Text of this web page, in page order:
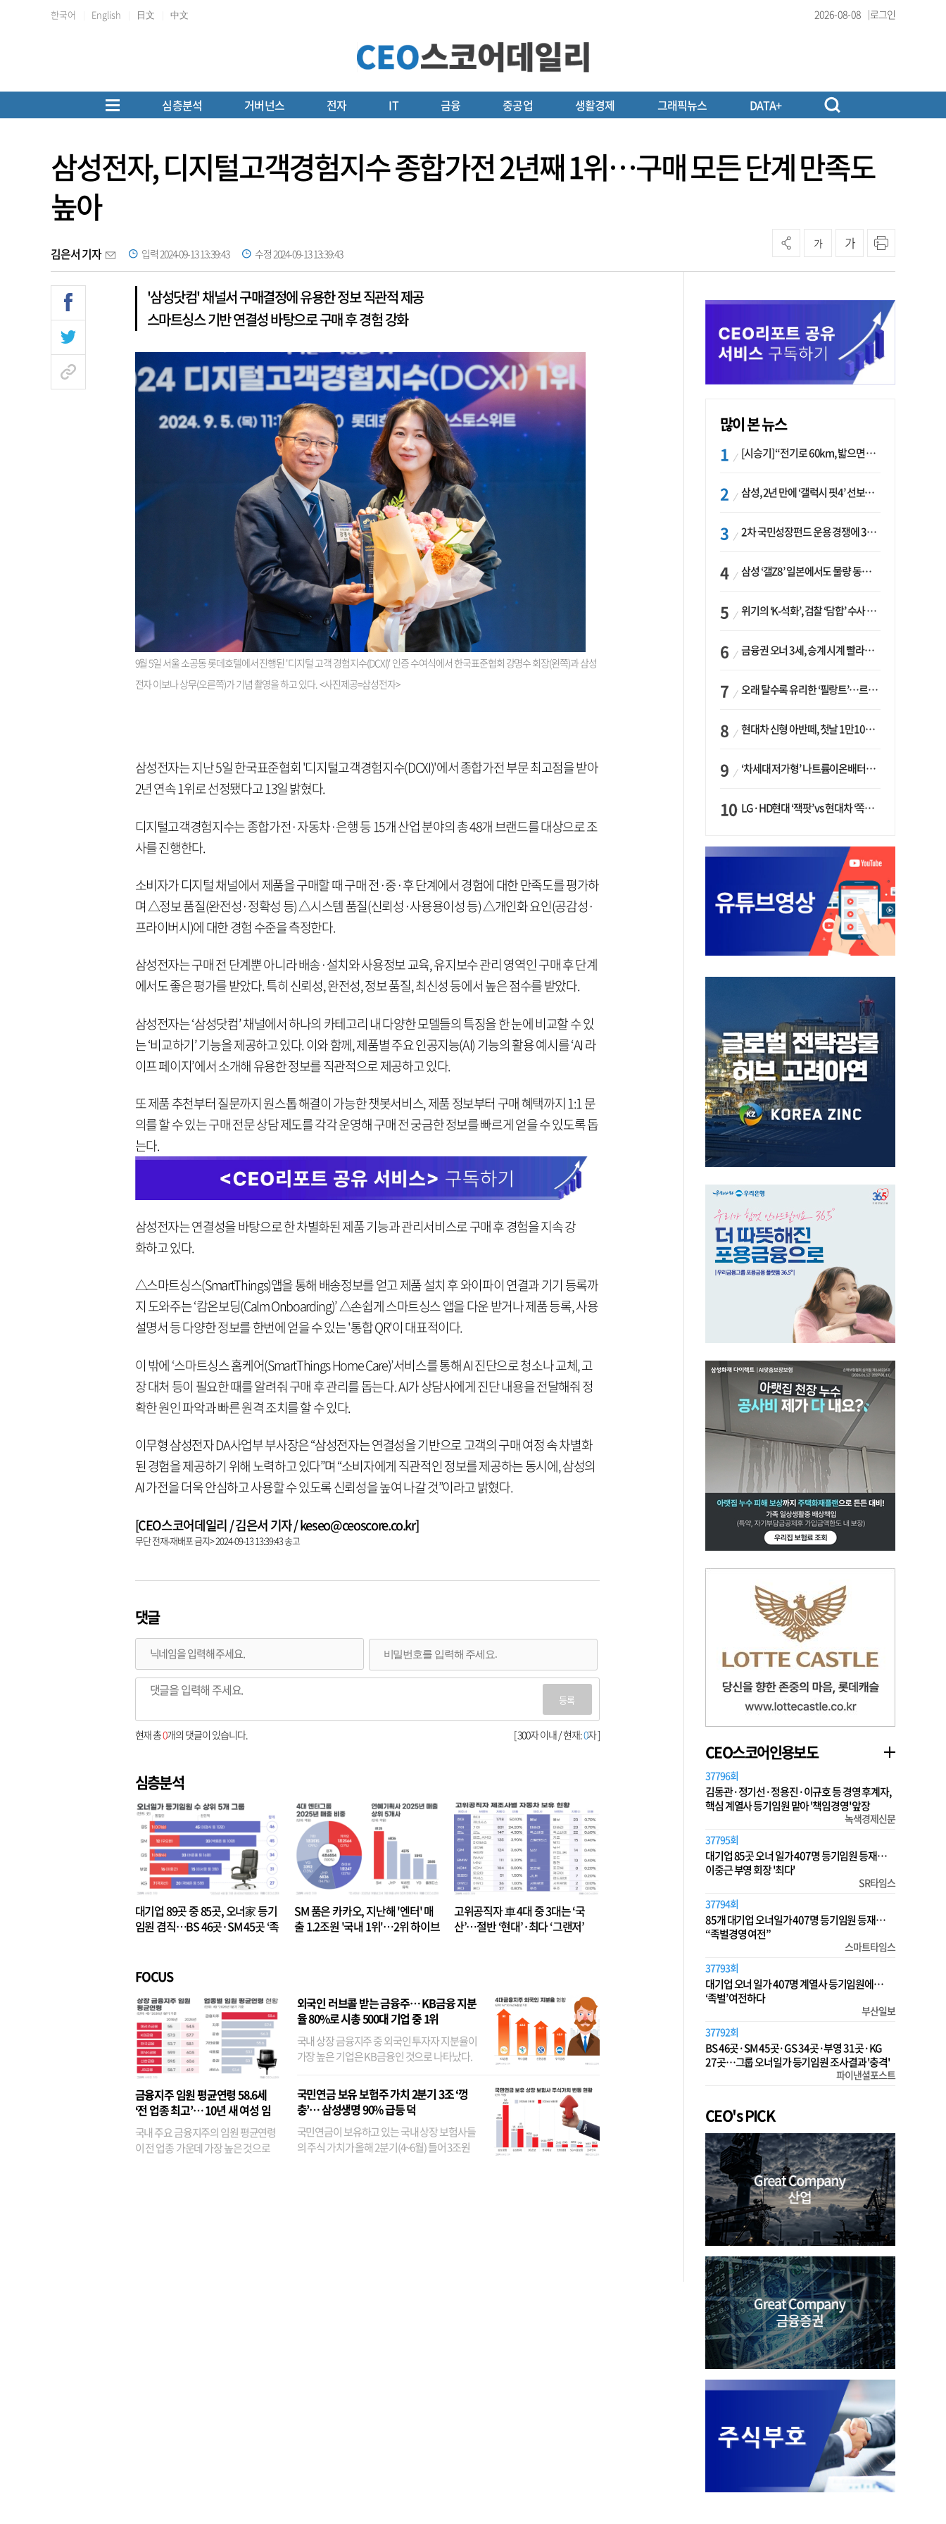
한국어 English 日文 中文 2026-08-08 로그인
심층분석 거버넌스 전자 IT 금융 중공업 생활경제 그래픽뉴스 DATA+
삼성전자, 디지털고객경험지수 종합가전 2년째 1위…구매 모든 단계 만족도
높아
김은서 기자 입력 2024-09-13 13:39:43 수정 2024-09-13 13:39:43
가 가
'삼성닷컴' 채널서 구매결정에 유용한 정보 직관적 제공
스마트싱스 기반 연결성 바탕으로 구매 후 경험 강화
9월 5일 서울 소공동 롯데호텔에서 진행된 '디지털 고객 경험지수(DCXI)' 인증 수여식에서 한국표준협회 강명수 회장(왼쪽)과 삼성
전자 이보나 상무(오른쪽)가 기념 촬영을 하고 있다. <사진제공=삼성전자>
삼성전자는 지난 5일 한국표준협회 '디지털고객경험지수(DCXI)'에서 종합가전 부문 최고점을 받아
2년 연속 1위로 선정됐다고 13일 밝혔다.
디지털고객경험지수는 종합가전·자동차·은행 등 15개 산업 분야의 총 48개 브랜드를 대상으로 조
사를 진행한다.
소비자가 디지털 채널에서 제품을 구매할 때 구매 전·중·후 단계에서 경험에 대한 만족도를 평가하
며 △정보 품질(완전성·정확성 등) △시스템 품질(신뢰성·사용용이성 등) △개인화 요인(공감성·
프라이버시)에 대한 경험 수준을 측정한다.
삼성전자는 구매 전 단계뿐 아니라 배송·설치와 사용정보 교육, 유지보수 관리 영역인 구매 후 단계
에서도 좋은 평가를 받았다. 특히 신뢰성, 완전성, 정보 품질, 최신성 등에서 높은 점수를 받았다.
삼성전자는 ‘삼성닷컴’ 채널에서 하나의 카테고리 내 다양한 모델들의 특징을 한 눈에 비교할 수 있
는 ‘비교하기’ 기능을 제공하고 있다. 이와 함께, 제품별 주요 인공지능(AI) 기능의 활용 예시를 ‘AI 라
이프 페이지’에서 소개해 유용한 정보를 직관적으로 제공하고 있다.
또 제품 추천부터 질문까지 원스톱 해결이 가능한 챗봇서비스, 제품 정보부터 구매 혜택까지 1:1 문
의를 할 수 있는 구매 전문 상담 제도를 각각 운영해 구매 전 궁금한 정보를 빠르게 얻을 수 있도록 돕
는다.
삼성전자는 연결성을 바탕으로 한 차별화된 제품 기능과 관리서비스로 구매 후 경험을 지속 강
화하고 있다.
△스마트싱스(SmartThings)앱을 통해 배송정보를 얻고 제품 설치 후 와이파이 연결과 기기 등록까
지 도와주는 ‘캄온보딩(Calm Onboarding)’ △손쉽게 스마트싱스 앱을 다운 받거나 제품 등록, 사용
설명서 등 다양한 정보를 한번에 얻을 수 있는 '통합 QR'이 대표적이다.
이 밖에 ‘스마트싱스 홈케어(SmartThings Home Care)’서비스를 통해 AI 진단으로 청소나 교체, 고
장 대처 등이 필요한 때를 알려줘 구매 후 관리를 돕는다. AI가 상담사에게 진단 내용을 전달해줘 정
확한 원인 파악과 빠른 원격 조치를 할 수 있다.
이무형 삼성전자 DA사업부 부사장은 “삼성전자는 연결성을 기반으로 고객의 구매 여정 속 차별화
된 경험을 제공하기 위해 노력하고 있다”며 “소비자에게 직관적인 정보를 제공하는 동시에, 삼성의
AI 가전을 더욱 안심하고 사용할 수 있도록 신뢰성을 높여 나갈 것”이라고 밝혔다.
[CEO스코어데일리 / 김은서 기자 / keseo@ceoscore.co.kr]
무단 전재-재배포 금지> 2024-09-13 13:39:43 송고
댓글
등록
[ 300자 이내 / 현재:0자 ]
현재 총0개의 댓글이 있습니다.
심층분석
대기업 89곳 중 85곳, 오너家 등기
임원 겸직…BS 46곳·SM 45곳 ‘족
SM 품은 카카오, 지난해 '엔터' 매
출 1.2조원 '국내 1위'…2위 하이브
고위공직자 車 4대 중 3대는 ‘국
산’…절반 ‘현대’·최다 ‘그랜저’
FOCUS
금융지주 임원 평균연령 58.6세
‘전 업종 최고’… 10년 새 여성 임
원은 14배 껑충
국내 주요 금융지주의 임원 평균연령
이 전 업종 가운데 가장 높은 것으로
외국인 러브콜 받는 금융주… KB금융 지분
율 80%로 시총 500대 기업 중 1위
국내 상장 금융지주 중 외국인 투자자 지분율이
가장 높은 기업은 KB금융인 것으로 나타났다.
융이었다. 특히 KB금융은 지난달 말 기준 해외
기관투자자 지분율이...
국민연금 보유 보험주 가치 2분기 3조 ‘껑
충’… 삼성생명 90% 급등 덕
국민연금이 보유하고 있는 국내 상장 보험사들
의 주식 가치가 올해 2분기(4~6월) 들어 3조원
많이 본 뉴스
[시승기] “전기로 60km, 밟으면 462마력”…볼보 XC60 T8의 두 얼굴
삼성, 2년 만에 ‘갤럭시 핏4’ 선보이나…웨어러블 생태계 확장 ‘시동’
2차 국민성장펀드 운용 경쟁에 33개사 몰렸다…신한·하나 등 새 얼굴 대거 합류
삼성 ‘갤Z8’ 일본에서도 물량 동났다…애플 참전 앞두고 선두 수성 ‘시험대’
위기의 ‘K-석화’, 검찰 ‘담합’ 수사 착수…“LG·한화·롯데 등 7개 업체, 8개 제품 가격 담합”
금융권 오너 3세, 승계 시계 빨라지나…한국투자 ‘속도’·미래에셋·메리츠는 ‘거리두기’
오래 탈수록 유리한 ‘필랑트’…르노코리아, 5년 뒤 잔존가치 53% 보장
현대차 신형 아반떼, 첫날 1만1094대 계약…역대 최고치 경신
‘차세대 저가형’ 나트륨이온배터리 시대 오나…LG화학·에코프로, 상용화 속도낸다
LG·HD현대 ‘잭팟’ vs 현대차 ‘쪽박’…글로벌 사모펀드, 韓 대기업 투자 ‘희비’
CEO스코어인용보도
37796회
김동관·정기선·정용진·이규호 등 경영 후계자,
핵심 계열사 등기임원 맡아 '책임경영' 앞장
녹색경제신문
37795회
대기업 85곳 오너 일가 407명 등기임원 등재…
이중근 부영 회장 '최다'
SR타임스
37794회
85개 대기업 오너일가 407명 등기임원 등재…
“족벌경영 여전”
스마트타임스
37793회
대기업 오너 일가 407명 계열사 등기임원에…
‘족벌’ 여전하다
부산일보
37792회
BS 46곳·SM 45곳·GS 34곳·부영 31곳·KG
27곳…그룹 오너일가 등기임원 조사결과 '충격'
파이낸셜포스트
CEO's PICK